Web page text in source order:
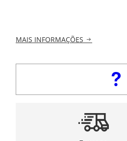
MAIS INFORMAÇÕES